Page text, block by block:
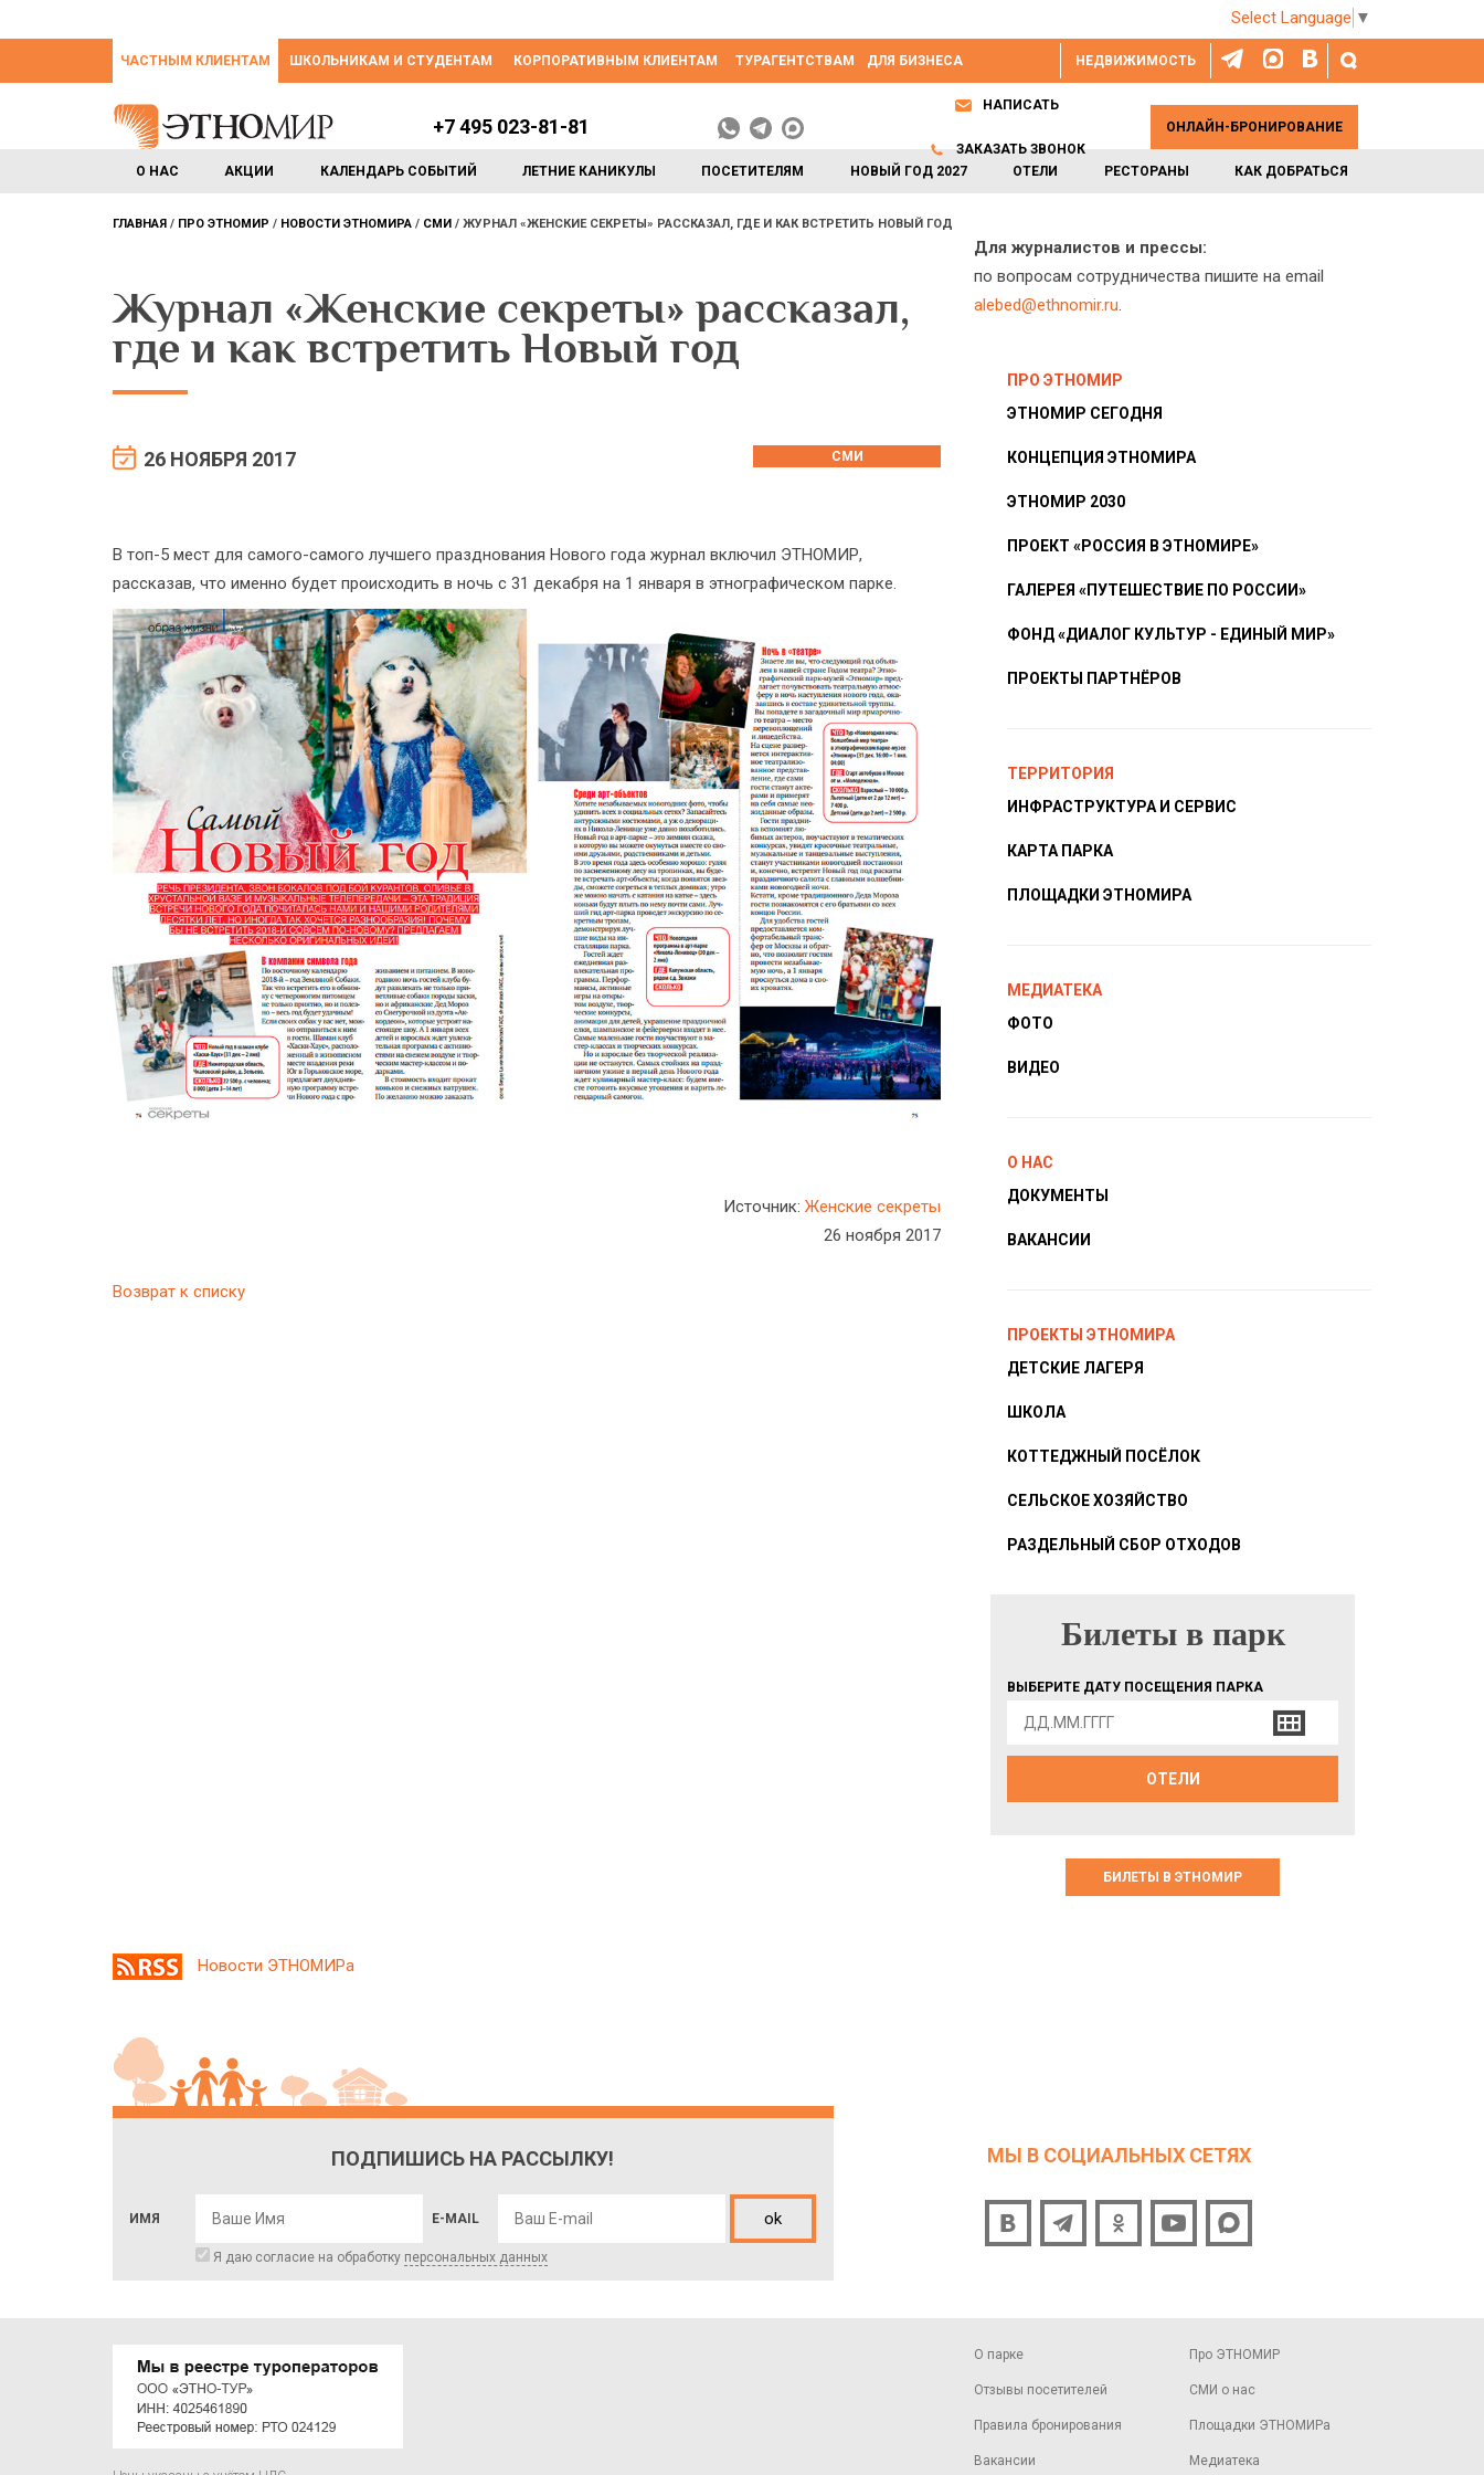
Select Language ▼
НЕДВИЖИМОСТЬ
ЧАСТНЫМ КЛИЕНТАМ ШКОЛЬНИКАМ И СТУДЕНТАМ КОРПОРАТИВНЫМ КЛИЕНТАМ ТУРАГЕНТСТВАМ ДЛЯ БИЗНЕСА
О НАС АКЦИИ КАЛЕНДАРЬ СОБЫТИЙ ЛЕТНИЕ КАНИКУЛЫ ПОСЕТИТЕЛЯМ НОВЫЙ ГОД 2027 ОТЕЛИ РЕСТОРАНЫ КАК ДОБРАТЬСЯ
+7 495 023-81-81
НАПИСАТЬ
ЗАКАЗАТЬ ЗВОНОК
ОНЛАЙН-БРОНИРОВАНИЕ
ГЛАВНАЯ ПРО ЭТНОМИР НОВОСТИ ЭТНОМИРА СМИ ЖУРНАЛ «ЖЕНСКИЕ СЕКРЕТЫ» РАССКАЗАЛ, ГДЕ И КАК ВСТРЕТИТЬ НОВЫЙ ГОД
Журнал «Женские секреты» рассказал,
где и как встретить Новый год
26 НОЯБРЯ 2017 СМИ
В топ-5 мест для самого-самого лучшего празднования Нового года журнал включил ЭТНОМИР,
рассказав, что именно будет происходить в ночь с 31 декабря на 1 января в этнографическом парке.
Источник: Женские секреты
26 ноября 2017
Возврат к списку
Для журналистов и прессы:
по вопросам сотрудничества пишите на email
alebed@ethnomir.ru.
ПРО ЭТНОМИР
ЭТНОМИР СЕГОДНЯ
КОНЦЕПЦИЯ ЭТНОМИРА
ЭТНОМИР 2030
ПРОЕКТ «РОССИЯ В ЭТНОМИРЕ»
ГАЛЕРЕЯ «ПУТЕШЕСТВИЕ ПО РОССИИ»
ФОНД «ДИАЛОГ КУЛЬТУР - ЕДИНЫЙ МИР»
ПРОЕКТЫ ПАРТНЁРОВ
ТЕРРИТОРИЯ
ИНФРАСТРУКТУРА И СЕРВИС
КАРТА ПАРКА
ПЛОЩАДКИ ЭТНОМИРА
МЕДИАТЕКА
ФОТО
ВИДЕО
О НАС
ДОКУМЕНТЫ
ВАКАНСИИ
ПРОЕКТЫ ЭТНОМИРА
ДЕТСКИЕ ЛАГЕРЯ
ШКОЛА
КОТТЕДЖНЫЙ ПОСЁЛОК
СЕЛЬСКОЕ ХОЗЯЙСТВО
РАЗДЕЛЬНЫЙ СБОР ОТХОДОВ
БИЛЕТЫ В ПАРК
Билеты в парк
ВЫБЕРИТЕ ДАТУ ПОСЕЩЕНИЯ ПАРКА
ОТЕЛИ
БИЛЕТЫ В ЭТНОМИР
Новости ЭТНОМИРа
ПОДПИШИСЬ НА РАССЫЛКУ!
ИМЯ E-MAIL ok
Я даю согласие на обработку персональных данных
МЫ В СОЦИАЛЬНЫХ СЕТЯХ
О парке
Отзывы посетителей
Правила бронирования
Вакансии
Про ЭТНОМИР
СМИ о нас
Площадки ЭТНОМИРа
Медиатека